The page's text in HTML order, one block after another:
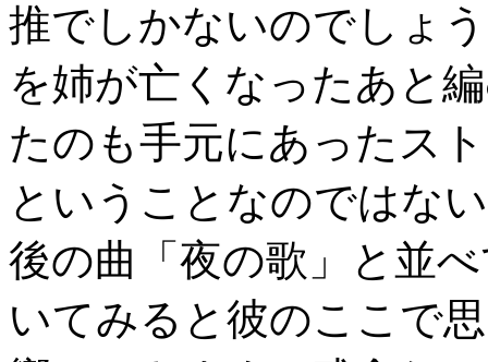
推でしかないのでしょ
を姉が亡くなったあと
たのも手元にあったス
ということなのではな
後の曲「夜の歌」と並
いてみると彼のここで